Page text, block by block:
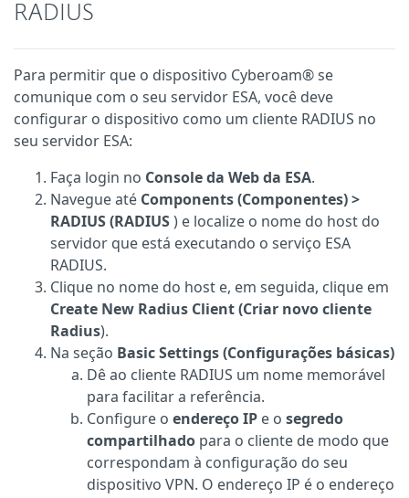
RADIUS
Para permitir que o dispositivo Cyberoam® se
comunique com o seu servidor ESA, você deve
configurar o dispositivo como um cliente RADIUS no
seu servidor ESA:
Faça login no Console da Web da ESA.
Navegue até Components (Componentes) >
RADIUS (RADIUS) e localize o nome do host do
servidor que está executando o serviço ESA
RADIUS.
Clique no nome do host e, em seguida, clique em
Create New Radius Client (Criar novo cliente
Radius).
Na seção Basic Settings (Configurações básicas)
Dê ao cliente RADIUS um nome memorável
para facilitar a referência.
Configure o endereço IP e o segredo
compartilhado para o cliente de modo que
correspondam à configuração do seu
dispositivo VPN. O endereço IP é o endereço